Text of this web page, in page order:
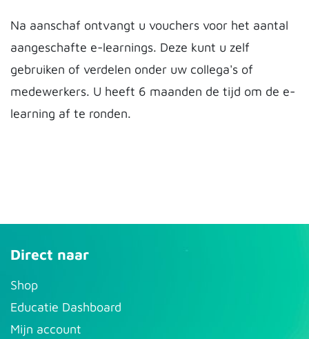
Na aanschaf ontvangt u vouchers voor het aantal
aangeschafte e-learnings. Deze kunt u zelf
gebruiken of verdelen onder uw collega's of
medewerkers. U heeft 6 maanden de tijd om de e-
learning af te ronden.
Direct naar
S​hop
Educatie Dashboard
Mijn account